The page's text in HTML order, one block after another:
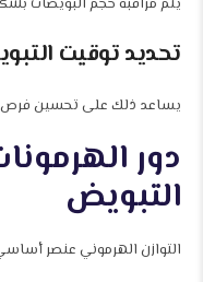
يتم مراقبة حجم البويضات
تحديد توقيت
يساعد ذلك على تحسين فرص
دور
التبويض
التوازن الهرموني عنصر